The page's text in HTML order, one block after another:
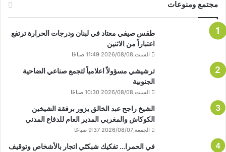
مجتمع ومنوعات
طقس صيفي معتاد في لبنان ودرجات الحرارة ترتفع
اعتباراً من الاثنين
السبت,2026/08/08 11:49 صباحًا
ترشيشي مسؤولاً اعلامياً لتجمع صناعي الضاحية
الجنوبية
السبت,2026/08/08 10:30 صباحًا
الشيخ راجح عبد الخالق يزور برفقة الشيخين
الكوكاش والمغربي المدير العام للدفاع المدني
الجمعة,2026/08/07 9:37 صباحًا
في الحمرا… تفكيك شبكتَي اتجار بالأشخاص وتوقيف